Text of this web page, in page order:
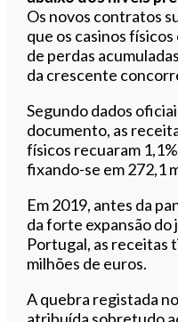
Os novos contratos
que os casinos
de perdas
da crescente
Segundo dados
documento, as
físicos recuaram
fixando-se em 272,1
Em 2019, antes da
da forte expansão do
Portugal, as receitas
milhões de euros.
A quebra registada